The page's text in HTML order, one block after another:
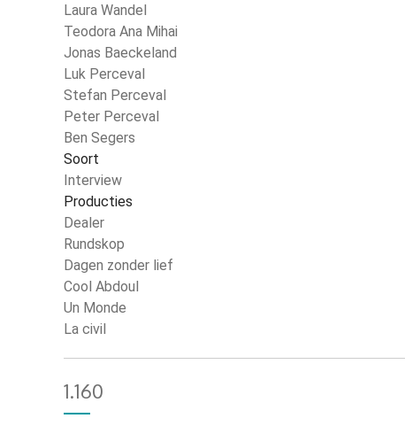
Laura Wandel
Teodora Ana Mihai
Jonas Baeckeland
Luk Perceval
Stefan Perceval
Peter Perceval
Ben Segers
Soort
Interview
Producties
Dealer
Rundskop
Dagen zonder lief
Cool Abdoul
Un Monde
La civil
1.160